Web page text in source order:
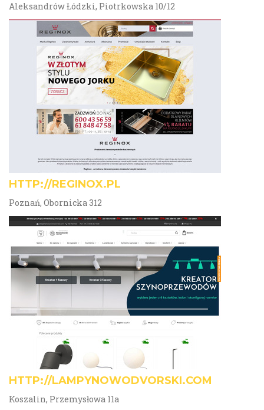
Aleksandrów Łódzki, Piotrkowska 10/12
HTTP://REGINOX.PL
Poznań, Obornicka 312
HTTP://LAMPYNOWODVORSKI.COM
Koszalin, Przemysłowa 11a